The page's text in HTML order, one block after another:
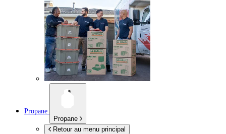
Propane
Propane
Retour au menu principal